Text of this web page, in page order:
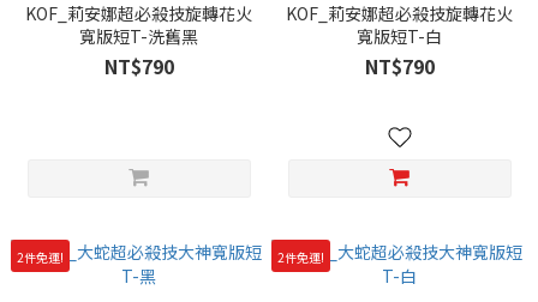
KOF_莉安娜超必殺技旋轉花火
寬版短T-洗舊黑
NT$790
KOF_莉安娜超必殺技旋轉花火
寬版短T-白
NT$790
2件免運! 2件免運!